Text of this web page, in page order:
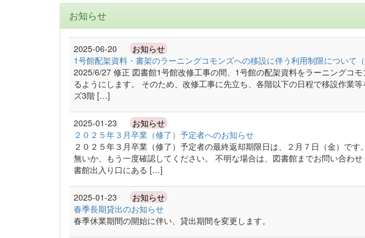
お知らせ
2025-06-20 お知らせ
1号館配架資料・書架のラーニングコモンズへの移設に伴う利用制限について（
2025/6/27 修正 図書館1号館改修工事の間、1号館の配架資料をラーニングコ
るようにします。 そのため、改修工事に先立ち、各階以下の日程で移設作業
ズ3階 […]
2025-01-23 お知らせ
２０２５年３月卒業（修了）予定者へのお知らせ
２０２５年３月卒業（修了）予定者の最終返却期限日は、２月７日（金）で
無いか、もう一度確認してください。 不明な場合は、図書館までお問い合わ
書館出入り口にある […]
2025-01-23 お知らせ
春季長期貸出のお知らせ
春季休業期間の開始に伴い、貸出期間を変更します。